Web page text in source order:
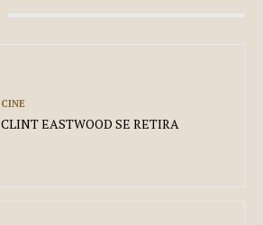
CINE
CLINT EASTWOOD SE RETIRA